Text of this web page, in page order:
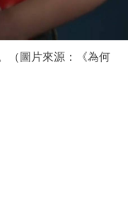
（圖片來源：《為何